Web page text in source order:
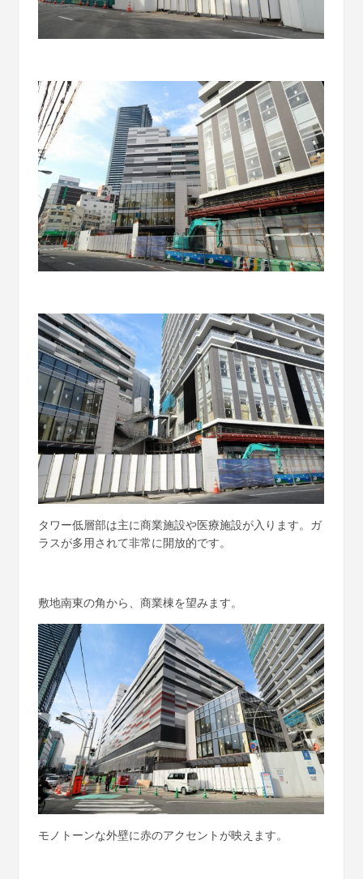
タワー低層部は主に商業施設や医療施設が入ります。ガ
ラスが多用されて非常に開放的です。
敷地南東の角から、商業棟を望みます。
モノトーンな外壁に赤のアクセントが映えます。